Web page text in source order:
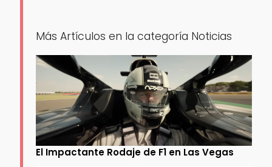
Más Artículos en la categoría Noticias
El Impactante Rodaje de F1 en Las Vegas